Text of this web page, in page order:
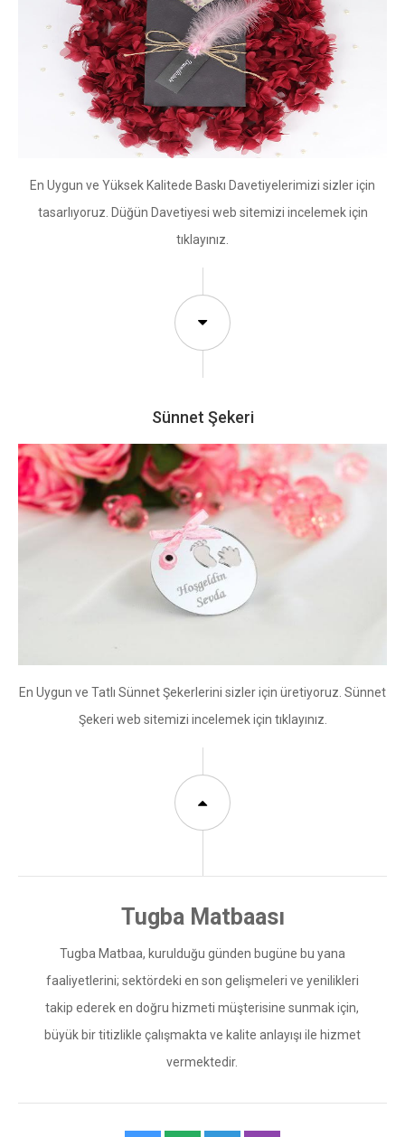
En Uygun ve Yüksek Kalitede Baskı Davetiyelerimizi sizler için
tasarlıyoruz. Düğün Davetiyesi web sitemizi incelemek için
tıklayınız.
Sünnet Şekeri
En Uygun ve Tatlı Sünnet Şekerlerini sizler için üretiyoruz. Sünnet
Şekeri web sitemizi incelemek için tıklayınız.
Tugba Matbaa, kurulduğu günden bugüne bu yana
faaliyetlerini; sektördeki en son gelişmeleri ve yenilikleri
takip ederek en doğru hizmeti müşterisine sunmak için,
büyük bir titizlikle çalışmakta ve kalite anlayışı ile hizmet
vermektedir.